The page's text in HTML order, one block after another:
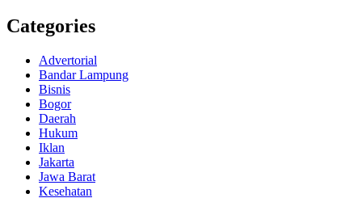
Categories
Advertorial
Bandar Lampung
Bisnis
Bogor
Daerah
Hukum
Iklan
Jakarta
Jawa Barat
Kesehatan